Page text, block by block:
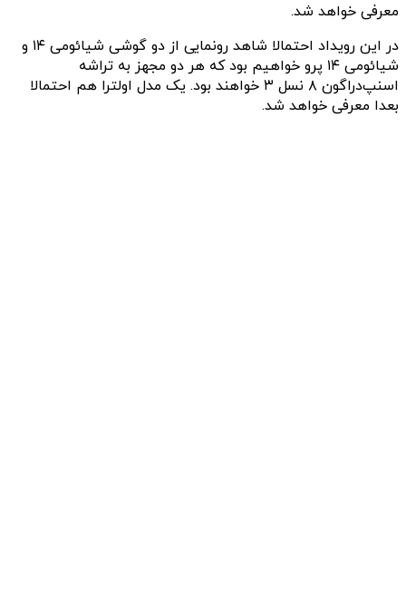
معرفی خواهد شد.
در این رویداد احتمالا شاهد رونمایی از دو گوشی شیائومی ۱۴ و
شیائومی ۱۴ پرو خواهیم بود که هر دو مجهز به تراشه
اسنپ‌دراگون ۸ نسل ۳ خواهند بود. یک مدل اولترا هم احتمالا
بعدا معرفی خواهد شد.